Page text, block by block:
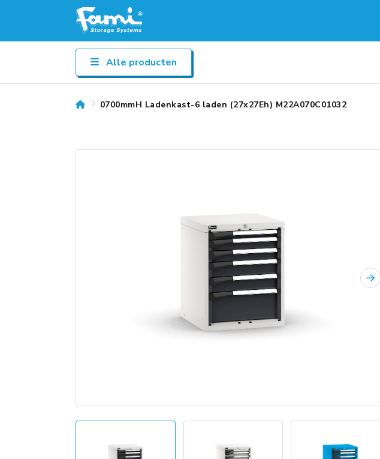
Alle producten
0700mmH Ladenkast-6 laden (27x27Eh) M22A070C01032